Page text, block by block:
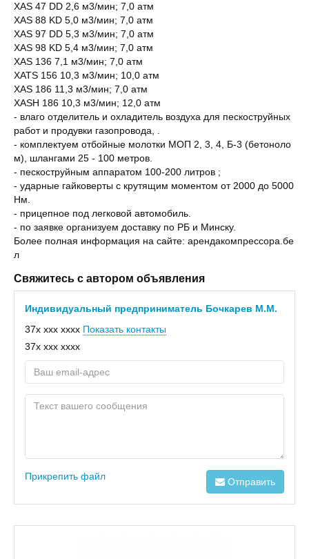
XAS 47 DD 2,6 м3/мин; 7,0 атм
XAS 88 KD 5,0 м3/мин; 7,0 атм
XAS 97 DD 5,3 м3/мин; 7,0 атм
XAS 98 KD 5,4 м3/мин; 7,0 атм
XAS 136 7,1 м3/мин; 7,0 атм
XATS 156 10,3 м3/мин; 10,0 атм
XAS 186 11,3 м3/мин; 7,0 атм
XASH 186 10,3 м3/мин; 12,0 атм
- влаго отделитель и охладитель воздуха для пескоструйных
работ и продувки газопровода, .
- комплектуем отбойные молотки МОП 2, 3, 4, Б-3 (бетоноло
м), шлангами 25 - 100 метров.
- пескоструйным аппаратом 100-200 литров ;
- ударные гайковерты с крутящим моментом от 2000 до 5000
Нм.
- прицепное под легковой автомобиль.
- по заявке организуем доставку по РБ и Минску.
Более полная информация на сайте: арендакомпрессора.бе
л
Свяжитесь с автором объявления
Индивидуальный предприниматель Бочкарев М.М.
37x xxx xxxx Показать контакты
37x xxx xxxx
Прикрепить файл Отправить